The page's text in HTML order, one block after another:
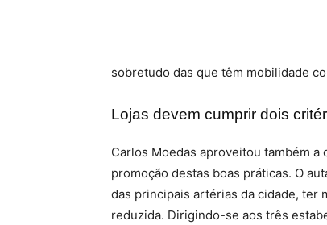
sobretudo das que têm mobilidade
Lojas devem cumprir dois
Carlos Moedas aproveitou também
promoção destas boas práticas. O
das principais artérias da cidade, ter
reduzida. Dirigindo-se aos três